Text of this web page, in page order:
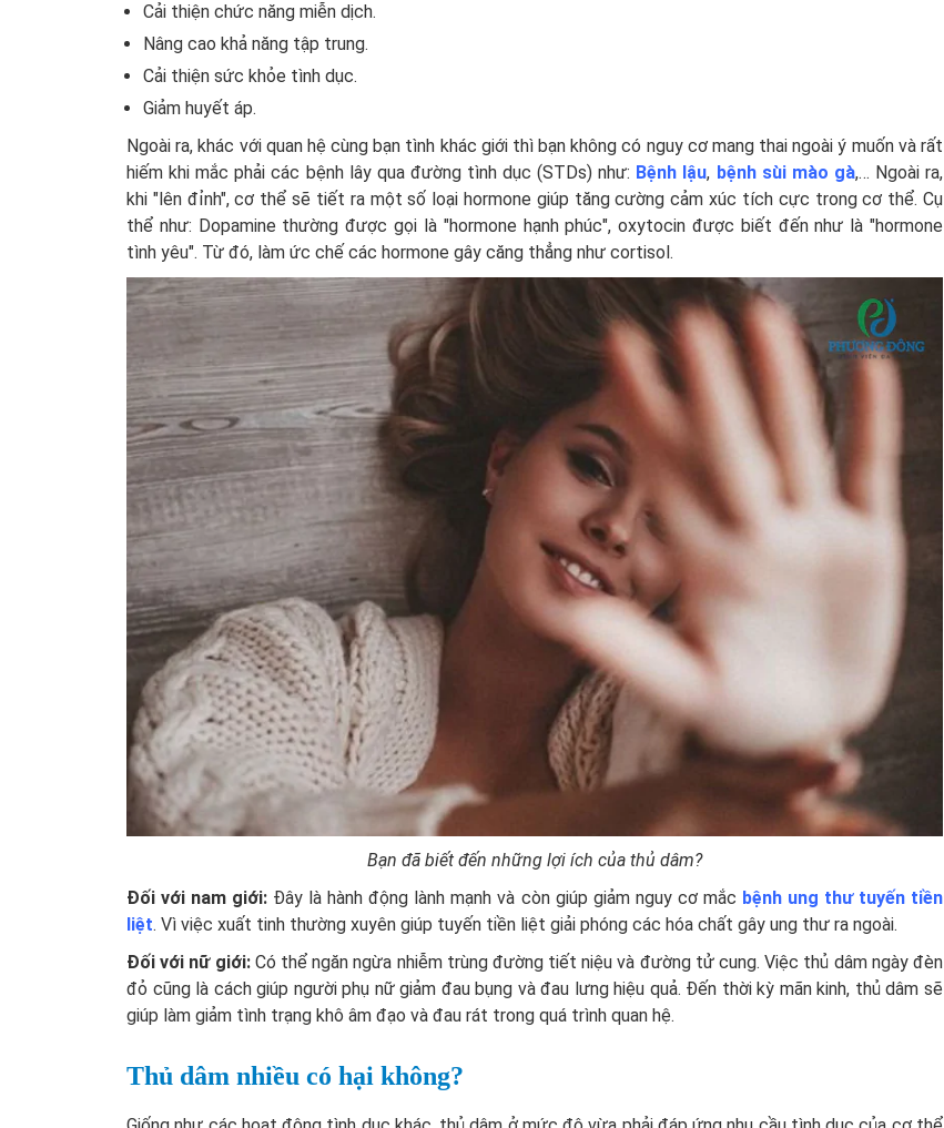
Cải thiện chức năng miễn dịch.
Nâng cao khả năng tập trung.
Cải thiện sức khỏe tình dục.
Giảm huyết áp.
Ngoài ra, khác với quan hệ cùng bạn tình khác giới thì bạn không có nguy cơ mang thai ngoài ý muốn và rất
hiếm khi mắc phải các bệnh lây qua đường tình dục (STDs) như: Bệnh lậu, bệnh sùi mào gà,… Ngoài ra,
khi "lên đỉnh", cơ thể sẽ tiết ra một số loại hormone giúp tăng cường cảm xúc tích cực trong cơ thể. Cụ
thể như: Dopamine thường được gọi là "hormone hạnh phúc", oxytocin được biết đến như là "hormone
tình yêu". Từ đó, làm ức chế các hormone gây căng thẳng như cortisol.
Bạn đã biết đến những lợi ích của thủ dâm?
Đối với nam giới: Đây là hành động lành mạnh và còn giúp giảm nguy cơ mắc bệnh ung thư tuyến tiền
liệt. Vì việc xuất tinh thường xuyên giúp tuyến tiền liệt giải phóng các hóa chất gây ung thư ra ngoài.
Đối với nữ giới:Có thể ngăn ngừa nhiễm trùng đường tiết niệu và đường tử cung. Việc thủ dâm ngày đèn
đỏ cũng là cách giúp người phụ nữ giảm đau bụng và đau lưng hiệu quả. Đến thời kỳ mãn kinh, thủ dâm sẽ
giúp làm giảm tình trạng khô âm đạo và đau rát trong quá trình quan hệ.
Thủ dâm nhiều có hại không?